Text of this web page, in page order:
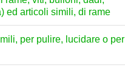
ed articoli simili, di rame
per pulire, lucidare o per